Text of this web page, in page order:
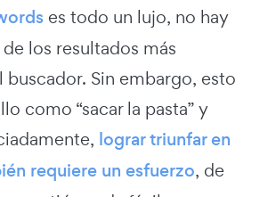
es todo un lujo, no hay
los resultados más
buscador. Sin embargo, esto
como “sacar la pasta” y
lograr triunfar en
requiere un esfuerzo, de